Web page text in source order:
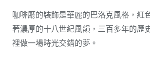
咖啡廳的裝飾是華麗的巴洛克風格，紅
著濃厚的十八世紀風韻，三百多年的歷
裡做一場時光交錯的夢。